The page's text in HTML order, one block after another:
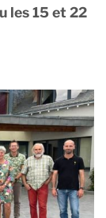
les 15 et 22